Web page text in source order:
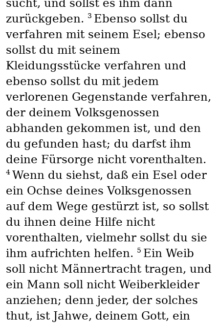
sucht, und sollst es ihm dann
zurückgeben. 3 Ebenso sollst du
verfahren mit seinem Esel; ebenso
sollst du mit seinem
Kleidungsstücke verfahren und
ebenso sollst du mit jedem
verlorenen Gegenstande verfahren,
der deinem Volksgenossen
abhanden gekommen ist, und den
du gefunden hast; du darfst ihm
deine Fürsorge nicht vorenthalten.
4 Wenn du siehst, daß ein Esel oder
ein Ochse deines Volksgenossen
auf dem Wege gestürzt ist, so sollst
du ihnen deine Hilfe nicht
vorenthalten, vielmehr sollst du sie
ihm aufrichten helfen. 5 Ein Weib
soll nicht Männertracht tragen, und
ein Mann soll nicht Weiberkleider
anziehen; denn jeder, der solches
thut, ist Jahwe, deinem Gott, ein